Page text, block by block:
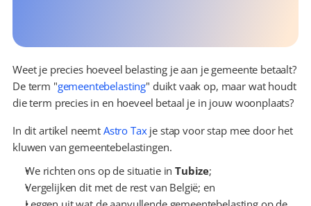
Weet je precies hoeveel belasting je aan je gemeente betaalt?
De term "gemeentebelasting" duikt vaak op, maar wat houdt
die term precies in en hoeveel betaal je in jouw woonplaats?
In dit artikel neemt Astro Tax je stap voor stap mee door het
kluwen van gemeentebelastingen.
We richten ons op de situatie in Tubize;
Vergelijken dit met de rest van België; en